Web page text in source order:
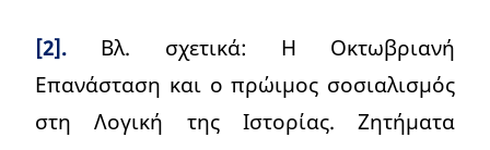
[2]. Βλ. σχετικά: Η Οκτωβριανή
Επανάσταση και ο πρώιμος σοσιαλισμός
στη Λογική της Ιστορίας. Ζητήματα